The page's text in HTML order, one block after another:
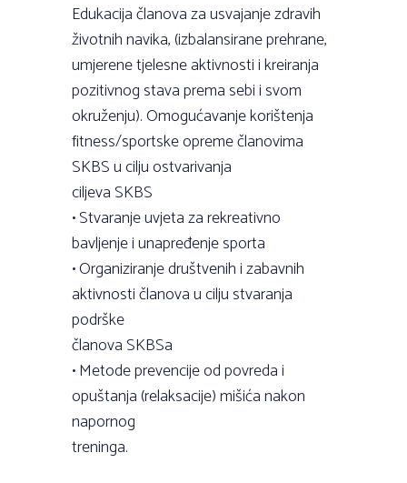
Edukacija članova za usvajanje zdravih
životnih navika, (izbalansirane prehrane,
umjerene tjelesne aktivnosti i kreiranja
pozitivnog stava prema sebi i svom
okruženju). Omogućavanje korištenja
fitness/sportske opreme članovima
SKBS u cilju ostvarivanja
ciljeva SKBS
• Stvaranje uvjeta za rekreativno
bavljenje i unapređenje sporta
• Organiziranje društvenih i zabavnih
aktivnosti članova u cilju stvaranja
podrške
članova SKBSa
• Metode prevencije od povreda i
opuštanja (relaksacije) mišića nakon
napornog
treninga.